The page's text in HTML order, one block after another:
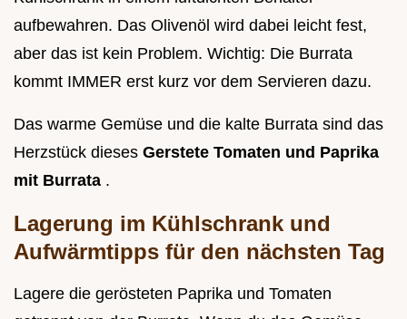
aufbewahren. Das Olivenöl wird dabei leicht fest,
aber das ist kein Problem. Wichtig: Die Burrata
kommt IMMER erst kurz vor dem Servieren dazu.
Das warme Gemüse und die kalte Burrata sind das
Herzstück dieses Gerstete Tomaten und Paprika
mit Burrata .
Lagerung im Kühlschrank und
Aufwärmtipps für den nächsten Tag
Lagere die gerösteten Paprika und Tomaten